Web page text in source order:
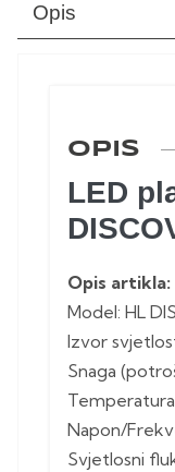
Opis
OPIS
LED
Opis artikla:
Model: HL
Izvor
Snaga
Napon/
Svjetlosni